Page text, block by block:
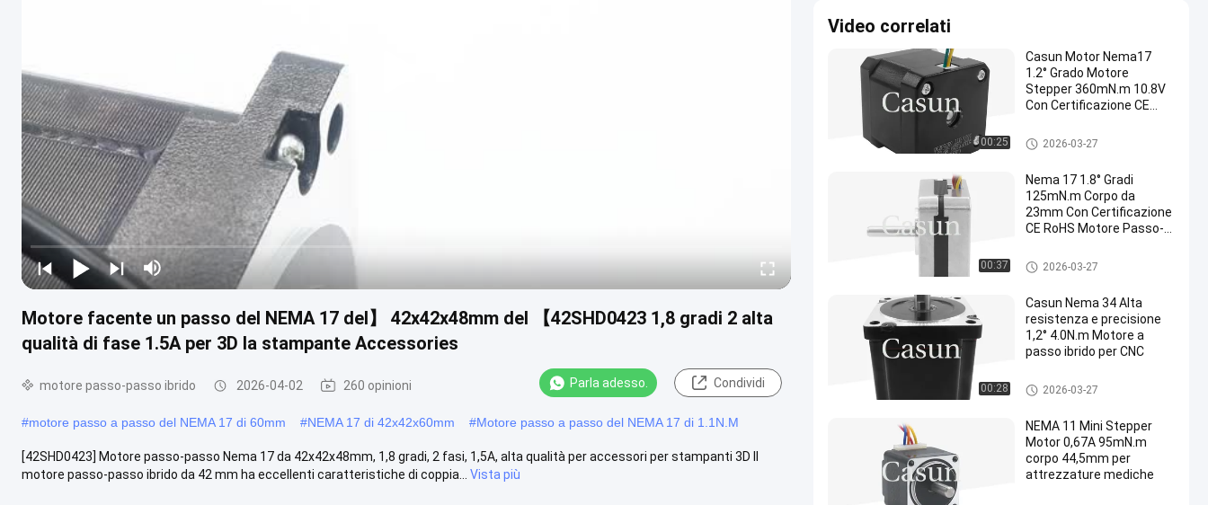
Motore facente un passo del NEMA 17 del】 42x42x48mm del 【42SHD0423 1,8 gradi 2 alta
qualità di fase 1.5A per 3D la stampante Accessories
motore passo-passo ibrido 2026-04-02 260 opinioni Parla adesso. Condividi
#motore passo a passo del NEMA 17 di 60mm #NEMA 17 di 42x42x60mm #Motore passo a passo del NEMA 17 di 1.1N.M
[42SHD0423] Motore passo-passo Nema 17 da 42x42x48mm, 1,8 gradi, 2 fasi, 1,5A, alta qualità per accessori per stampanti 3D Il
motore passo-passo ibrido da 42 mm ha eccellenti caratteristiche di coppia...
Vista più
Video correlati
00:25
Casun Motor Nema17
1.2° Grado Motore
Stepper 360mN.m 10.8V
Con Certificazione CE
motore passo-passo nema 17
2026-03-27
00:37
Nema 17 1.8° Gradi
125mN.m Corpo da
23mm Con Certificazione
CE RoHS Motore Passo-
Apparecchiature di
Bellezza
motore passo-passo nema 17
2026-03-27
00:28
Casun Nema 34 Alta
resistenza e precisione
1,2° 4.0N.m Motore a
passo ibrido per CNC
motore passo-passo nema 17
2026-03-27
NEMA 11 Mini Stepper
Motor 0,67A 95mN.m
corpo 44,5mm per
attrezzature mediche